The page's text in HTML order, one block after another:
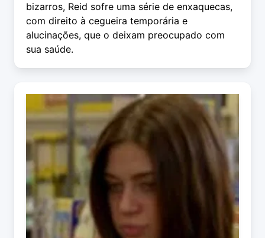
bizarros, Reid sofre uma série de enxaquecas,
com direito à cegueira temporária e
alucinações, que o deixam preocupado com
sua saúde.